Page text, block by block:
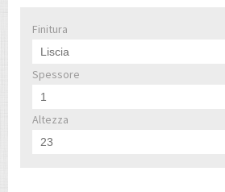
Finitura
Liscia
Spessore
1
Altezza
23